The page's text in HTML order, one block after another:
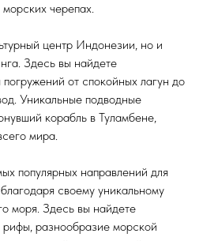
черепах.
центр Индонезии, но и
Здесь вы найдете
от спокойных лагун до
Уникальные подводные
корабль в Туламбене,
мира.
популярных направлений для
своему уникальному
моря. Здесь вы найдете
разнообразие морской